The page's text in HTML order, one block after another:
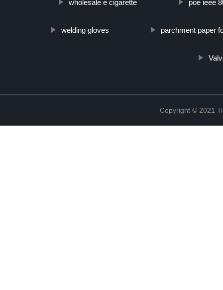
wholesale e cigarette poe ieee
welding gloves parchment paper
Copyright © 2021